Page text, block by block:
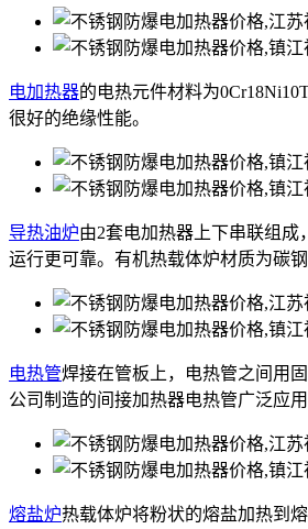
电加热器的电热元件材料为
很好的绝缘性能。
导热油炉由2套电加热器上下串联组
运行更可靠。有机热载体炉材质为碳
电热管焊接在管板上，电热管之间用
公司制造的间接加热器电热管广泛应
熔盐炉热载体炉将粉状的熔盐加热到